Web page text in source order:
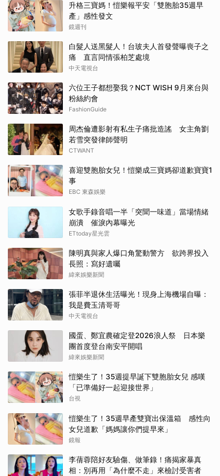
升格三寶媽！愷樂報平安「雙胞胎35週早
產」感性發文
鏡週刊
白髮人送黑髮人！台玻夫人首發聲曝喪子之
痛 直言同情張柏芝處境
中天電視台
六位王子都想娶我？NCT WISH 9月來台與
粉絲約會
FashionGuide
周杰倫遭影射有私生子痛批造謠 女主角劉
若雪突發律師聲明
CTWANT
喜迎雙胞胎女兒！愷樂成三寶媽卻道歉寶寶1
事
EBC 東森娛樂
女歌手錄音唱一半「突聞一味道」當場情緒
崩潰 催淚內幕曝光
ETtoday星光雲
陳明真與家人爆口角驚動警方 欲跨界投入
長照：寫好遺囑
緯來娛樂新聞
張菲半退休生活曝光！現身上海機場自曝：
我是費玉清哥哥
中天電視台
國蛋、鄭宜農確定登2026浪人祭 日本樂
團首度登台南安平開唱
緯來娛樂新聞
愷樂生了！35週提早誕下雙胞胎女兒 感嘆
「已準備好一起迎接世界」
台視
愷樂生了！35週早產雙寶出保溫箱 感性向
女兒道歉「媽媽讓你們提早來」
鏡報
李蒨蓉陪好友驗傷、做筆錄！痛揭家暴真
相：別再用「為什麼不走」來檢討受害者